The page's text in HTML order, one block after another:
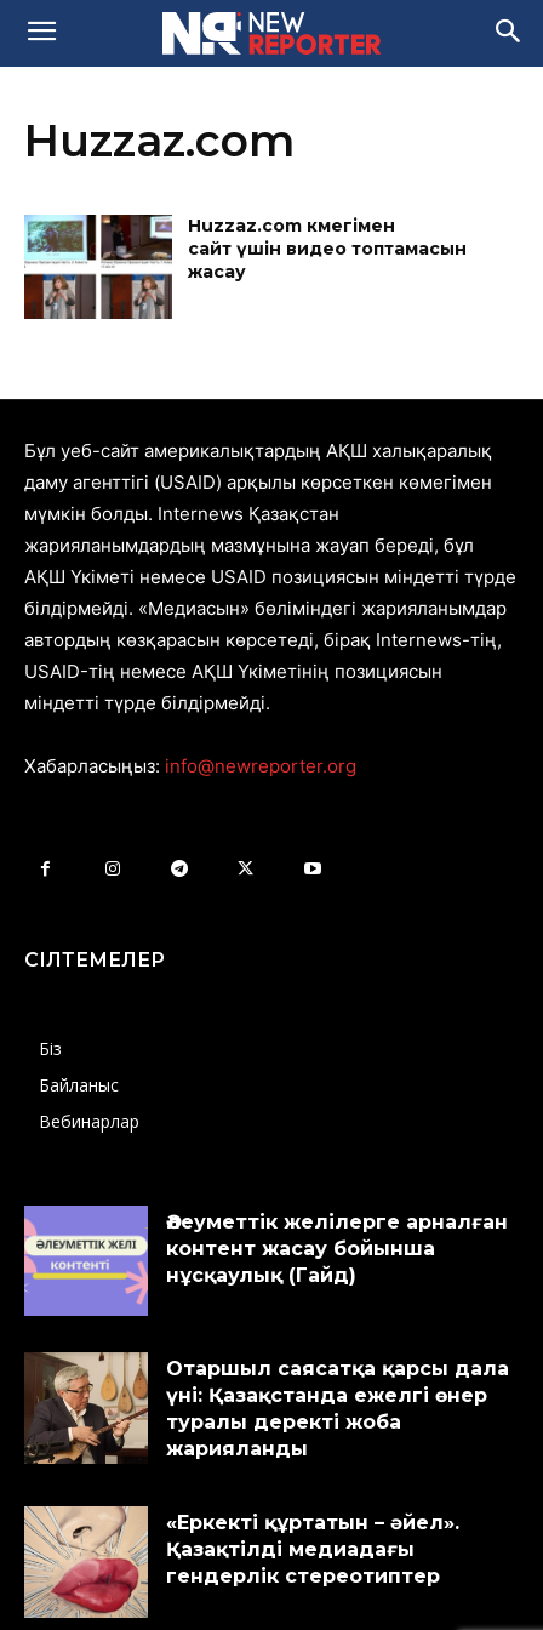
Huzzaz.com
Huzzaz.com көмегімен
сайт үшін видео топтамасын
жасау
Бұл уеб-сайт америкалықтардың АҚШ халықаралық
даму агенттігі (USAID) арқылы көрсеткен көмегімен
мүмкін болды. Internews Қазақстан
жарияланымдардың мазмұнына жауап береді, бұл
АҚШ Үкіметі немесе USAID позициясын міндетті түрде
білдірмейді. «Медиасын» бөліміндегі жарияланымдар
автордың көзқарасын көрсетеді, бірақ Internews-тің,
USAID-тің немесе АҚШ Үкіметінің позициясын
міндетті түрде білдірмейді.
Хабарласыңыз: info@newreporter.org
СІЛТЕМЕЛЕР
Біз
Байланыс
Вебинарлар
Әлеуметтік желілерге арналған
контент жасау бойынша
нұсқаулық (Гайд)
Отаршыл саясатқа қарсы дала
үні: Қазақстанда ежелгі өнер
туралы деректі жоба
жарияланды
«Еркекті құртатын – әйел».
Қазақтілді медиадағы
гендерлік стереотиптер